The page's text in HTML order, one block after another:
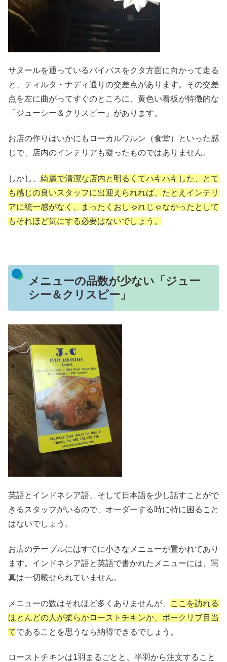
サヌールを通っているバイパスをクタ方面に向かって走る
と、ティルタ・ナディ通りの交差点があります。その交差
点を左に曲がってすぐのところに、黄色い看板が特徴的な
「ジューシー＆クリスピー」があります。
お店の作りはいかにもローカルワルン（食堂）といった感
じで、店内のインテリアも凝ったものではありません。
しかし、 綺麗で清潔な店内と明るくてハキハキした、とて
も感じの良いスタッフに出迎えられれば、たとえインテリ
アに統一感がなく、まったくおしゃれじゃなかったとして
もそれほど気にする必要はないでしょう。
メニューの品数が少ない「ジュー
シー＆クリスピー」
英語とインドネシア語、そして日本語を少し話すことがで
きるスタッフがいるので、オーダーする時に特に困ること
はないでしょう。
お店のテーブルにはすでに小さなメニューが置かれてあり
ます。インドネシア語と英語で書かれたメニューには、写
真は一切載せられていません。
メニューの数はそれほど多くありませんが、
ここを訪れる
ほとんどの人が柔らかローストチキンか、ポークリブ目当
てであることを思うなら納得できるでしょう。
ローストチキンは1羽まるごとと、半羽から注文すること